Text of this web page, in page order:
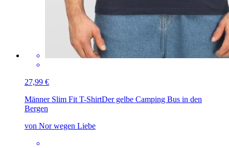
27,99 €
Männer Slim Fit T-ShirtDer gelbe Camping Bus in den
Bergen
von Nor wegen Liebe